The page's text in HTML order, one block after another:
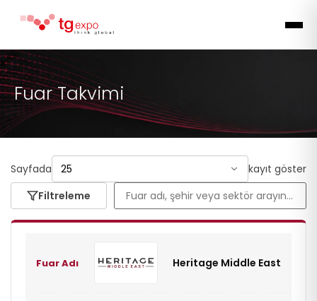
Fuar Takvimi
Sayfada
kayıt göster
Filtreleme
Heritage Middle East